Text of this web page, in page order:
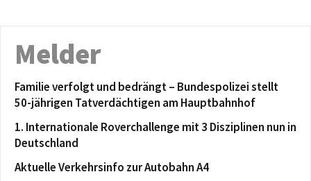
Melder
Familie verfolgt und bedrängt – Bundespolizei stellt
50-jährigen Tatverdächtigen am Hauptbahnhof
1. Internationale Roverchallenge mit 3 Disziplinen nun in
Deutschland
Aktuelle Verkehrsinfo zur Autobahn A4